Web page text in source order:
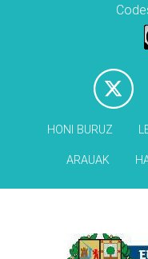
HONI BURUZ
ARAUAK